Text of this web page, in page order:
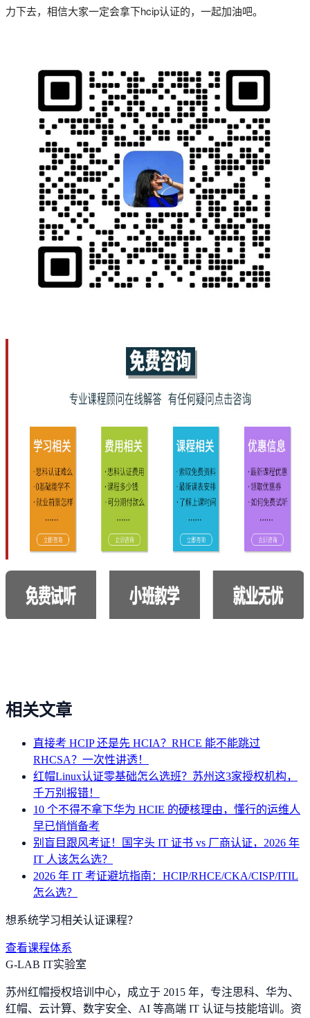
力下去，相信大家一定会拿下hcip认证的，一起加油吧。
相关文章
直接考 HCIP 还是先 HCIA？RHCE 能不能跳过
RHCSA？一次性讲透！
红帽Linux认证零基础怎么选班？苏州这3家授权机构，
千万别报错！
10 个不得不拿下华为 HCIE 的硬核理由，懂行的运维人
早已悄悄备考
别盲目跟风考证！国字头 IT 证书 vs 厂商认证，2026 年
IT 人该怎么选？
2026 年 IT 考证避坑指南：HCIP/RHCE/CKA/CISP/ITIL
怎么选？
想系统学习相关认证课程？
查看课程体系
G-LAB IT实验室
苏州红帽授权培训中心，成立于 2015 年，专注思科、华为、
红帽、云计算、数字安全、AI 等高端 IT 认证与技能培训。资